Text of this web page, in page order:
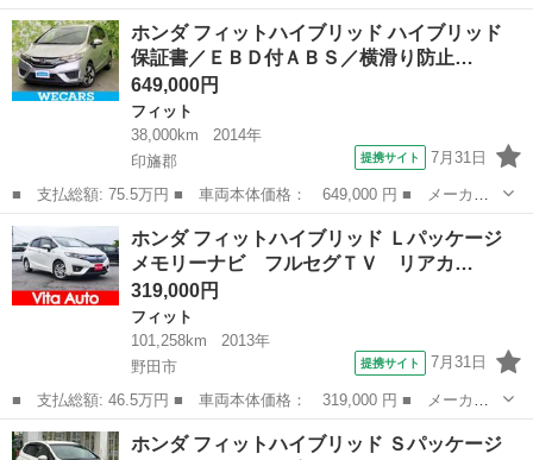
名： ホンダ ■ 車種名： フィット ■ グレード名： Ｇ パワー
ステアリング パワーウィンドウ エアバッグ エアコン キーレ
ス ＣＤ ＦＭ...
埼玉 春日部市 フィット
ホンダ フィットハイブリッド ハイブリッド
保証書／ＥＢＤ付ＡＢＳ／横滑り防止…
649,000円
フィット
38,000km
2014年
印旛郡
提携サイト 7月31日
■ 支払総額: 75.5万円 ■ 車両本体価格： 649,000 円 ■ メーカー
名： ホンダ ■ 車種名： フィットハイブリッド ■ グレード
名： ハイブリッド 保証書／ＥＢＤ付ＡＢＳ／横滑り防止装置／ア
イドリングストッ...
印旛郡 フィット
ホンダ フィットハイブリッド Ｌパッケージ
メモリーナビ フルセグＴＶ リアカ…
319,000円
フィット
101,258km
2013年
野田市
提携サイト 7月31日
■ 支払総額: 46.5万円 ■ 車両本体価格： 319,000 円 ■ メーカー
名： ホンダ ■ 車種名： フィットハイブリッド ■ グレード
名： Ｌパッケージ メモリーナビ フルセグＴＶ リアカメラ ス
千葉 野田市 フィット
ホンダ フィットハイブリッド Ｓパッケージ